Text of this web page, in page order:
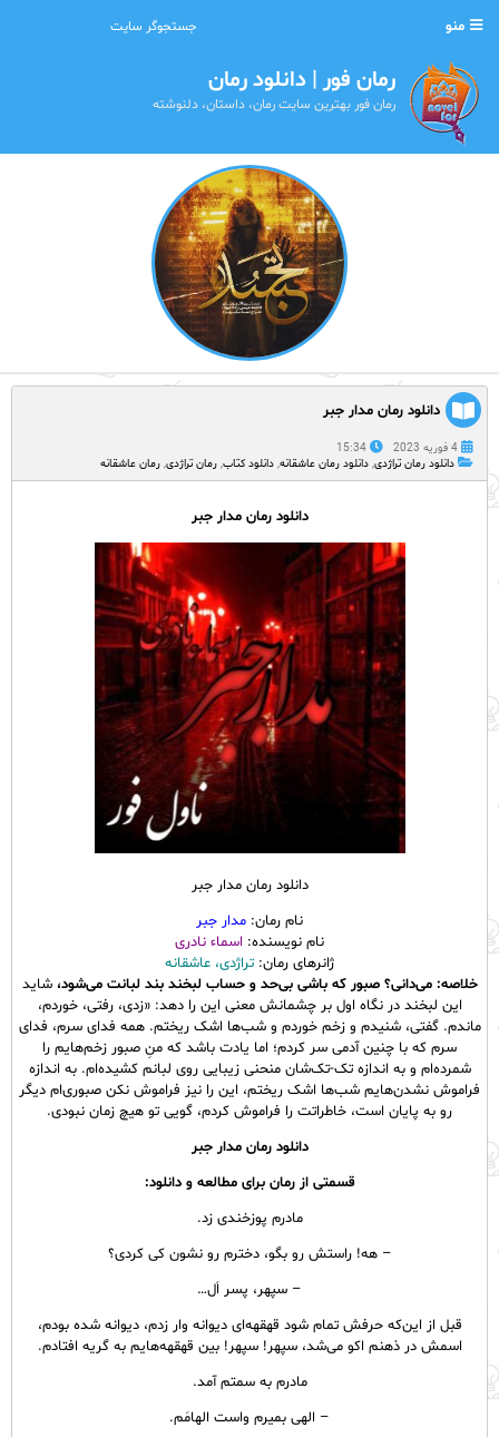
منو
رمان فور | دانلود رمان
رمان فور بهترین سایت رمان، داستان، دلنوشته
دانلود رمان مدار جبر
4 فوریه 2023
15:34
دانلود رمان تراژدی, دانلود رمان عاشقانه, دانلود کتاب, رمان تراژدی, رمان عاشقانه
دانلود رمان مدار جبر
دانلود رمان مدار جبر
نام رمان: مدار جبر
نام نویسنده: اسماء نادری
ژانرهای رمان:تراژدی، عاشقانه
خلاصه: می‌دانی؟ صبور که باشی بی‌حد و حساب لبخند بند لبانت می‌شود، شاید
این لبخند در نگاه اول بر چشمانش معنی این را دهد: «زدی، رفتی، خوردم،
ماندم. گفتی، شنیدم و زخم خوردم و شب‌ها اشک ریختم. همه فدای سرم، فدای
سرم که با چنین آدمی سر کردم؛ اما یادت باشد که منِ صبور زخم‌هایم را
شمرده‌ام و به اندازه تک‌-تک‌شان منحنی زیبایی روی لبانم کشیده‌ام. به اندازه
فراموش نشدن‌هایم شب‌ها اشک ریختم، این را نیز فراموش نکن صبوری‌ام دیگر
رو به پایان است، خاطراتت را فراموش کردم، گویی تو هیچ زمان نبودی.
دانلود رمان مدار جبر
قسمتی از رمان برای مطالعه و دانلود:
مادرم پوزخندی زد.
– هه! راستش رو بگو، دخترم رو نشون کی کردی؟
– سپهر، پسر اَل…
قبل از این‌که حرفش تمام شود قهقهه‌ای دیوانه وار زدم، دیوانه شده بودم،
اسمش در ذهنم اکو می‌شد، سپهر! سپهر! بین قهقهه‌هایم به گریه افتادم.
مادرم به سمتم آمد.
– الهی بمیرم واست الهامَم.